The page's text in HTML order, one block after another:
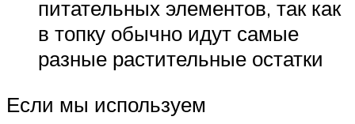
питательных элементов, так как
в топку обычно идут самые
разные растительные остатки
Если мы используем